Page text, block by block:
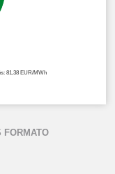
portugués: 81,38 EUR/MWh
FORMATO